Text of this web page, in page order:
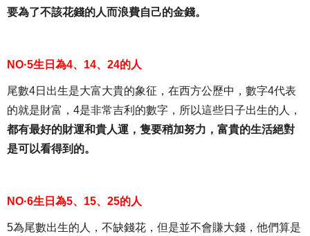
要為了不該花錢的人而浪費自己的金錢。
NO·5生日為4、14、24的人
尾數4日出生是大富大貴的象征，在西方公歷中，數字4代表
的就是財富，4是非常吉利的數字，所以這些日子出生的人，
都有最好的財運和貴人運，隻要稍加努力，富貴的生活絕對
是可以看得到的。
NO·6生日為5、15、25的人
5為尾數出生的人，不缺錢花，但是並不會賺大錢，他們算是